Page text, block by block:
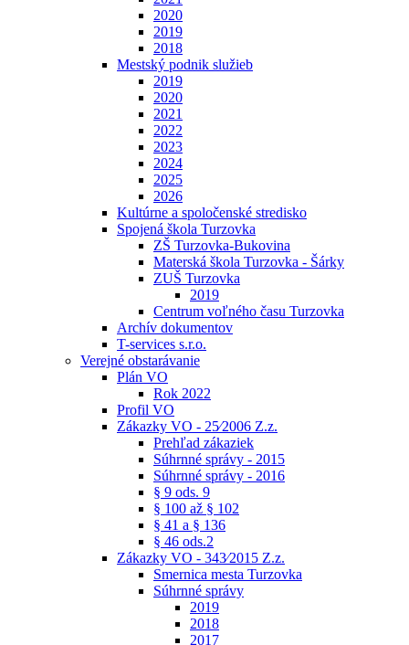
2020
2019
2018
Mestský podnik služieb
2019
2020
2021
2022
2023
2024
2025
2026
Kultúrne a spoločenské stredisko
Spojená škola Turzovka
ZŠ Turzovka-Bukovina
Materská škola Turzovka - Šárky
ZUŠ Turzovka
2019
Centrum voľného času Turzovka
Archív dokumentov
T-services s.r.o.
Verejné obstarávanie
Plán VO
Rok 2022
Profil VO
Zákazky VO - 25⁄2006 Z.z.
Prehľad zákaziek
Súhrnné správy - 2015
Súhrnné správy - 2016
§ 9 ods. 9
§ 100 až § 102
§ 41 a § 136
§ 46 ods.2
Zákazky VO - 343⁄2015 Z.z.
Smernica mesta Turzovka
Súhrnné správy
2019
2018
2017